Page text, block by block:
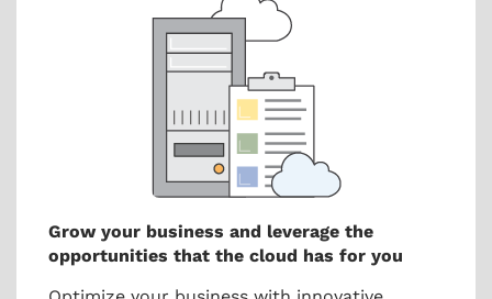
Grow your business and leverage the
opportunities that the cloud has for you